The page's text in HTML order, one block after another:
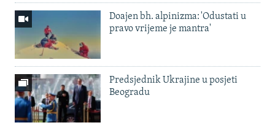
Doajen bh. alpinizma: 'Odustati u
pravo vrijeme je mantra'
Predsjednik Ukrajine u posjeti
Beogradu